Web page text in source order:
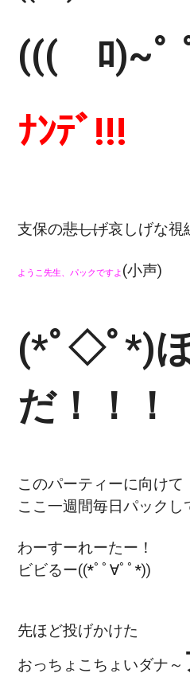
((( ﾛ)~ﾟ
ﾅﾝﾃﾞ!!!
支保の悲しげ哀しげな視
ようこ先生、パックですよ (小声)
(*ﾟ◇ﾟ*)
だ！！！
このパーティーに向けて
ここ一週間毎日パックし
わーすーれーたー！
ビビるー((*ﾟﾟ∀ﾟﾟ*))
先ほど投げかけた
おっちょこちょいダナ～